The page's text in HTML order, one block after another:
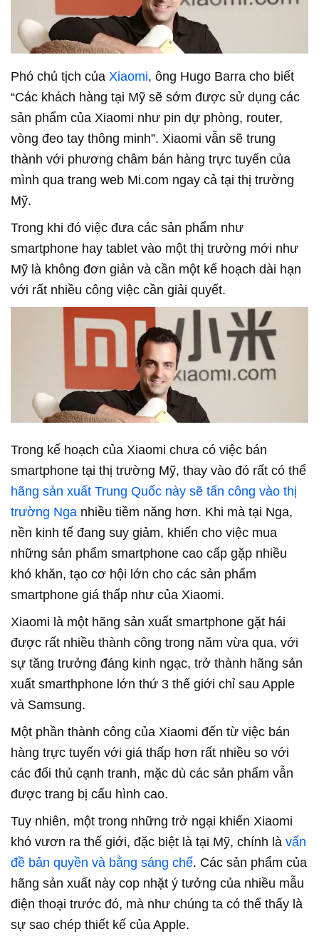
Phó chủ tịch của Xiaomi, ông Hugo Barra cho biết
“Các khách hàng tại Mỹ sẽ sớm được sử dụng các
sản phẩm của Xiaomi như pin dự phòng, router,
vòng đeo tay thông minh”. Xiaomi vẫn sẽ trung
thành với phương châm bán hàng trực tuyến của
mình qua trang web Mi.com ngay cả tại thị trường
Mỹ.
Trong khi đó việc đưa các sản phẩm như
smartphone hay tablet vào một thị trường mới như
Mỹ là không đơn giản và cần một kế hoạch dài hạn
với rất nhiều công việc cần giải quyết.
Trong kế hoạch của Xiaomi chưa có việc bán
smartphone tại thị trường Mỹ, thay vào đó rất có thể
hãng sản xuất Trung Quốc này sẽ tấn công vào thị
trường Nga nhiều tiềm năng hơn. Khi mà tại Nga,
nền kinh tế đang suy giảm, khiến cho việc mua
những sản phẩm smartphone cao cấp gặp nhiều
khó khăn, tạo cơ hội lớn cho các sản phẩm
smartphone giá thấp như của Xiaomi.
Xiaomi là một hãng sản xuất smartphone gặt hái
được rất nhiều thành công trong năm vừa qua, với
sự tăng trưởng đáng kinh ngạc, trở thành hãng sản
xuất smarthphone lớn thứ 3 thế giới chỉ sau Apple
và Samsung.
Một phần thành công của Xiaomi đến từ việc bán
hàng trực tuyến với giá thấp hơn rất nhiều so với
các đối thủ cạnh tranh, mặc dù các sản phẩm vẫn
được trang bị cấu hình cao.
Tuy nhiên, một trong những trở ngại khiến Xiaomi
khó vươn ra thế giới, đặc biệt là tại Mỹ, chính là vấn
đề bản quyền và bằng sáng chế. Các sản phẩm của
hãng sản xuất này cop nhặt ý tưởng của nhiều mẫu
điện thoại trước đó, mà như chúng ta có thể thấy là
sự sao chép thiết kế của Apple.